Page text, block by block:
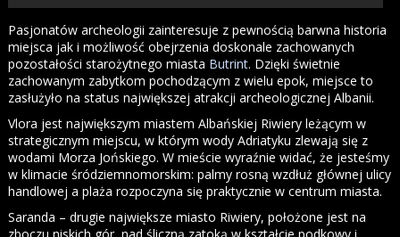
Pasjonatów archeologii zainteresuje z pewnością barwna historia
miejsca jak i możliwość obejrzenia doskonale zachowanych
pozostałości starożytnego miasta Butrint. Dzięki świetnie
zachowanym zabytkom pochodzącym z wielu epok, miejsce to
zasłużyło na status największej atrakcji archeologicznej Albanii.
Vlora jest największym miastem Albańskiej Riwiery leżącym w
strategicznym miejscu, w którym wody Adriatyku zlewają się z
wodami Morza Jońskiego. W mieście wyraźnie widać, że jesteśmy
w klimacie śródziemnomorskim: palmy rosną wzdłuż głównej ulicy
handlowej a plaża rozpoczyna się praktycznie w centrum miasta.
Saranda – drugie największe miasto Riwiery, położone jest na
zboczu niskich gór, nad śliczną zatoką w kształcie podkowy i